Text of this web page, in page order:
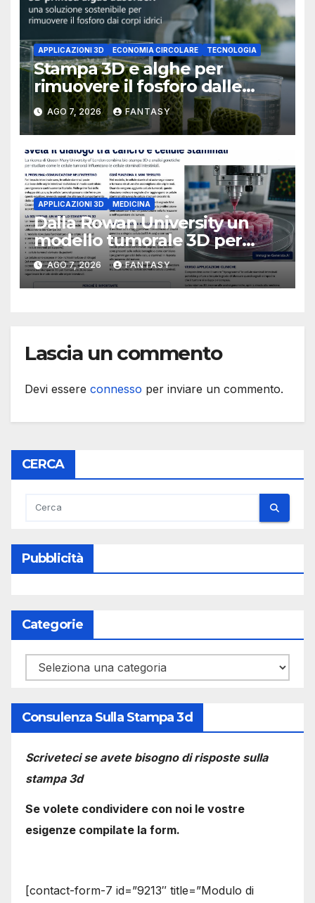
APPLICAZIONI 3D ECONOMIA CIRCOLARE TECNOLOGIA
Stampa 3D e alghe per
rimuovere il fosforo dalle
acque il progetto della
Florida Atlantic University
AGO 7, 2026 FANTASY
APPLICAZIONI 3D MEDICINA
Dalla Rowan University un
modello tumorale 3D per
studiare il dialogo tra cancro
e cellule staminali
AGO 7, 2026 FANTASY
Lascia un commento
Devi essere connesso per inviare un commento.
CERCA
Pubblicità
Categorie
Categorie
Consulenza Sulla Stampa 3d
Scriveteci se avete bisogno di risposte sulla
stampa 3d
Se volete condividere con noi le vostre
esigenze compilate la form.
[contact-form-7 id=”9213″ title=”Modulo di